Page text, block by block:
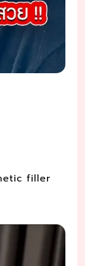
filler